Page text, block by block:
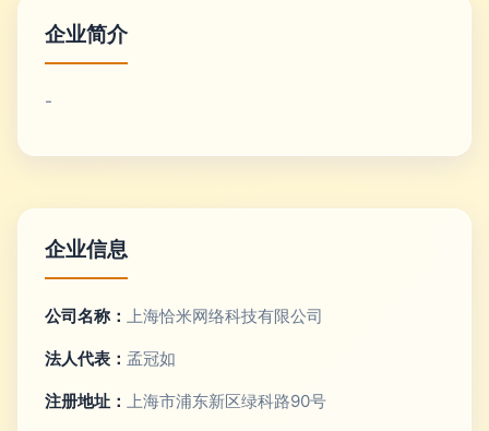
企业简介
-
企业信息
公司名称： 上海恰米网络科技有限公司
法人代表： 孟冠如
注册地址： 上海市浦东新区绿科路90号